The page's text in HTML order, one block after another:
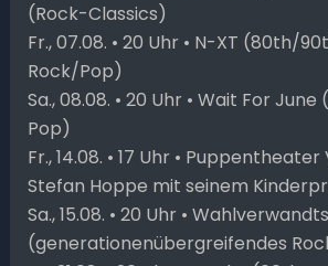
(Rock-Classics)
Fr., 07.08. • 20 Uhr • N-XT (80th/
Rock/Pop)
Sa., 08.08. • 20 Uhr • Wait For June
Pop)
Fr., 14.08. • 17 Uhr •
Stefan Hoppe mit seinem
Sa., 15.08. • 20 Uhr •
(generationenübergreifendes